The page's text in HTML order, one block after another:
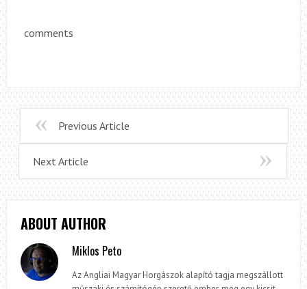
comments
Previous Article
Next Article
ABOUT AUTHOR
Miklos Peto
Az Angliai Magyar Horgászok alapító tagja megszàllott